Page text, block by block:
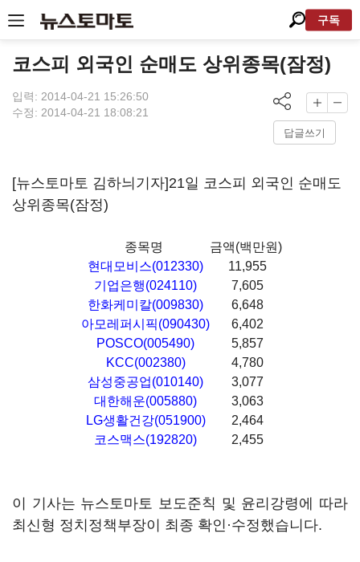
구독
코스피 외국인 순매도 상위종목(잠정)
입력: 2014-04-21 15:26:50
수정: 2014-04-21 18:08:21
답글쓰기
[뉴스토마토 김하늬기자]21일 코스피 외국인 순매도
상위종목(잠정)
종목명
금액(백만원)
현대모비스(012330)
11,955
기업은행(024110)
7,605
한화케미칼(009830)
6,648
아모레퍼시픽(090430)
6,402
POSCO(005490)
5,857
KCC(002380)
4,780
삼성중공업(010140)
3,077
대한해운(005880)
3,063
LG생활건강(051900)
2,464
코스맥스(192820)
2,455
이 기사는 뉴스토마토 보도준칙 및 윤리강령에 따라
최신형 정치정책부장이 최종 확인·수정했습니다.